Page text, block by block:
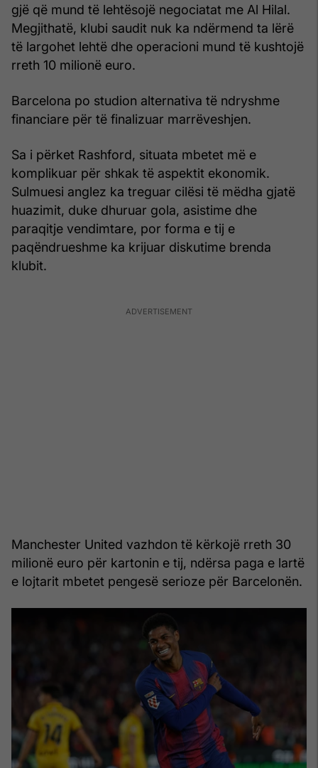
gjë që mund të lehtësojë negociatat me Al Hilal.
Megjithatë, klubi saudit nuk ka ndërmend ta lërë
të largohet lehtë dhe operacioni mund të kushtojë
rreth 10 milionë euro.
Barcelona po studion alternativa të ndryshme
financiare për të finalizuar marrëveshjen.
Sa i përket Rashford, situata mbetet më e
komplikuar për shkak të aspektit ekonomik.
Sulmuesi anglez ka treguar cilësi të mëdha gjatë
huazimit, duke dhuruar gola, asistime dhe
paraqitje vendimtare, por forma e tij e
paqëndrueshme ka krijuar diskutime brenda
klubit.
Manchester United vazhdon të kërkojë rreth 30
milionë euro për kartonin e tij, ndërsa paga e lartë
e lojtarit mbetet pengesë serioze për Barcelonën.